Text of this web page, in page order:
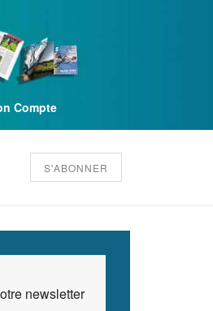
Compte
S'ABONNER
newsletter